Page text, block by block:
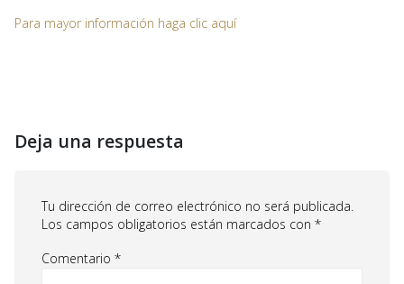
Para mayor información haga clic aquí
Deja una respuesta
Tu dirección de correo electrónico no será publicada.
Los campos obligatorios están marcados con *
Comentario *